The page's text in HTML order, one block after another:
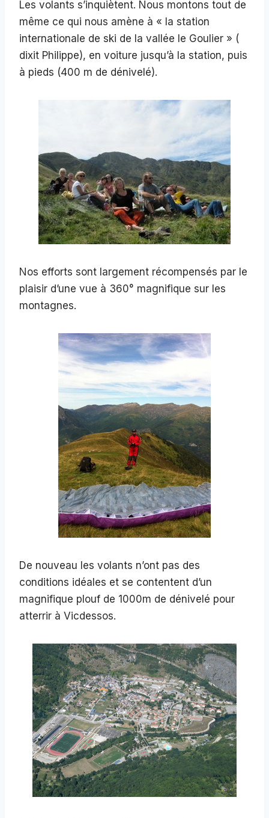
Les volants s’inquiètent. Nous montons tout de
même ce qui nous amène à « la station
internationale de ski de la vallée le Goulier » (
dixit Philippe), en voiture jusqu’à la station, puis
à pieds (400 m de dénivelé).
Nos efforts sont largement récompensés par le
plaisir d’une vue à 360° magnifique sur les
montagnes.
De nouveau les volants n’ont pas des
conditions idéales et se contentent d’un
magnifique plouf de 1000m de dénivelé pour
atterrir à Vicdessos.